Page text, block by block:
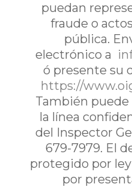
puedan
fraude o
pública.
electrónico a
ó presente su
https://
También
la línea
del Inspector
679-7979. El
protegido por
por